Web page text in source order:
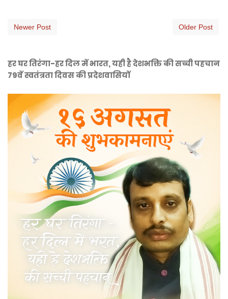
Newer Post Older Post
हर घर तिरंगा-हर दिल में भारत, यही है देशभक्ति की सच्ची पहचान
79वें स्वतंत्रता दिवस की प्रदेशवासियों